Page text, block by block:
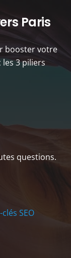
Paris
booster votre
les 3 piliers
questions.
SEO